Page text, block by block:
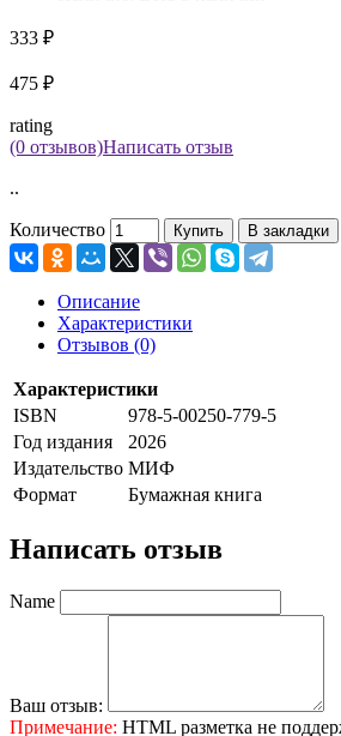
333 ₽
475 ₽
rating
(0 отзывов)Написать отзыв
..
Количество Купить В закладки
Описание
Характеристики
Отзывов (0)
Характеристики
ISBN
978-5-00250-779-5
Год издания
2026
Издательство МИФ
Формат
Бумажная книга
Написать отзыв
Name
Ваш отзыв:
Примечание: HTML разметка не